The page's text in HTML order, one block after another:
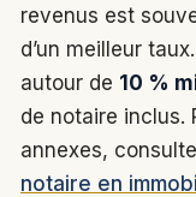
revenus est
d’un meilleur
autour de 10 %
de notaire inclus.
annexes,
notaire en